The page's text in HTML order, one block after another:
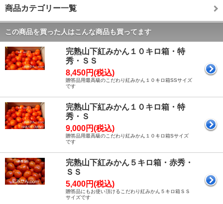
商品カテゴリー一覧
この商品を買った人はこんな商品も買ってます
完熟山下紅みかん１０キロ箱・特
秀・ＳＳ
8,450円(税込)
贈答品用最高級のこだわり紅みかん１０キロ箱SSサイズ
です
完熟山下紅みかん１０キロ箱・特
秀・Ｓ
9,000円(税込)
贈答品用最高級のこだわり紅みかん１０キロ箱Sサイズ
です
完熟山下紅みかん５キロ箱・赤秀・
ＳＳ
5,400円(税込)
贈答品にもお使い頂けるこだわり紅みかん５キロ箱ＳＳ
サイズです